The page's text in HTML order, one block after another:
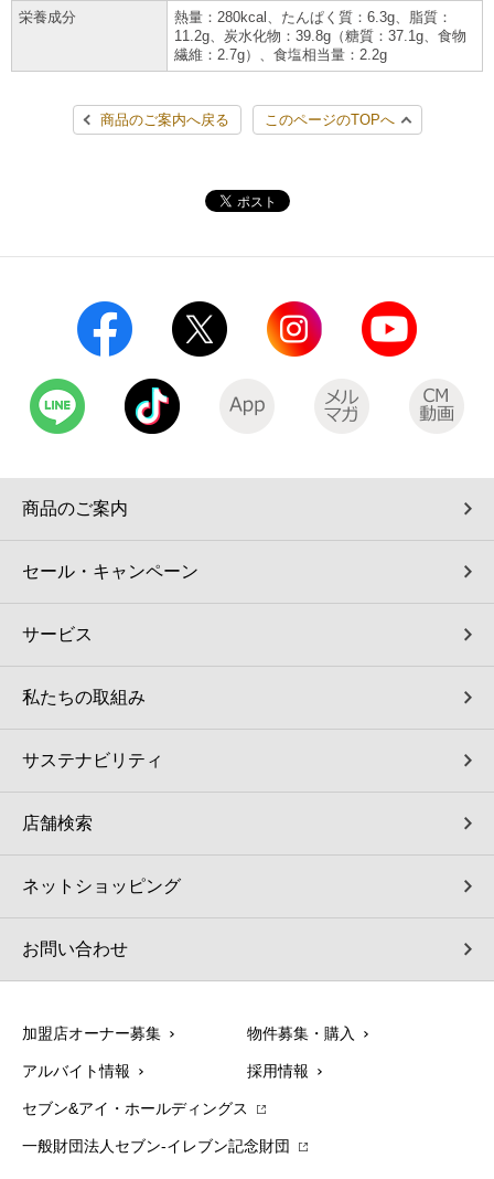
自転車シェアリング（店舗限定）
モバイルバッテリーシェアリング（店舗限定）
セブン-イレブンの歴史
サステナビリティニュース
サステナビリティレポート
English (Services)
한국어(서비스)
栄養成分
熱量：280kcal、たんぱく質：6.3g、脂質：
11.2g、炭水化物：39.8g（糖質：37.1g、食物
繊維：2.7g）、食塩相当量：2.2g
商品のご案内へ戻る このページのTOPへ
商品のご案内
セール・キャンペーン
サービス
私たちの取組み
サステナビリティ
店舗検索
ネットショッピング
お問い合わせ
加盟店オーナー募集 物件募集・購入
アルバイト情報 採用情報
セブン&アイ・ホールディングス
一般財団法人セブン-イレブン記念財団